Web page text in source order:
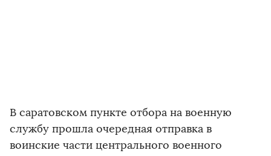
В саратовском пункте отбора на военную
службу прошла очередная отправка в
воинские части центрального военного